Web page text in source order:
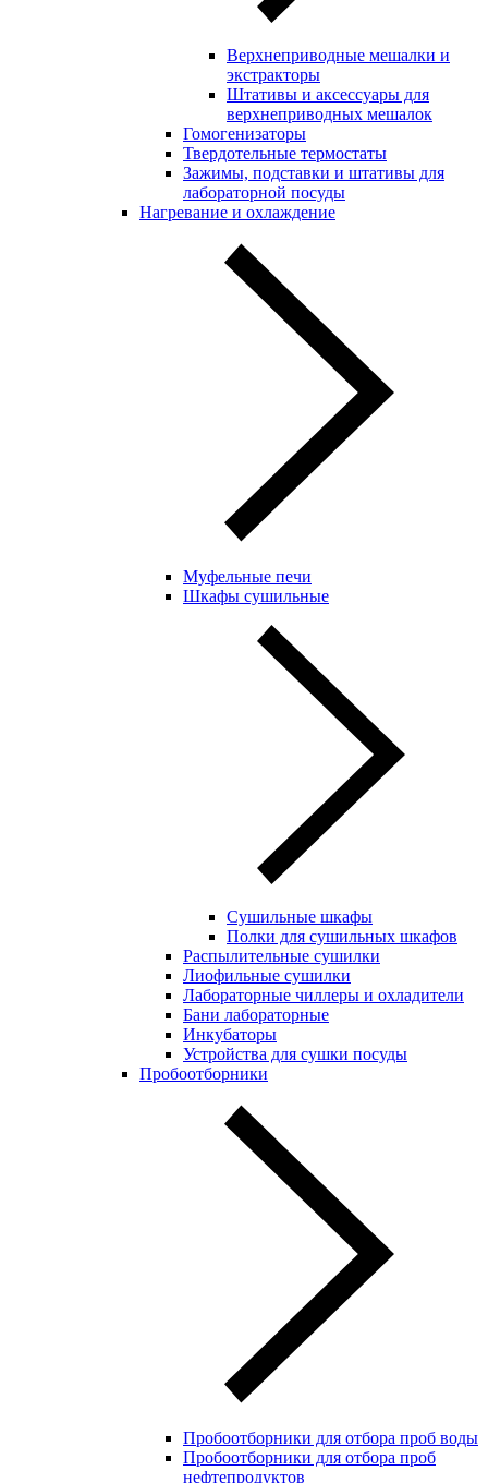
Верхнеприводные мешалки и
экстракторы
Штативы и аксессуары для
верхнеприводных мешалок
Гомогенизаторы
Твердотельные термостаты
Зажимы, подставки и штативы для
лабораторной посуды
Нагревание и охлаждение
Муфельные печи
Шкафы сушильные
Сушильные шкафы
Полки для сушильных шкафов
Распылительные сушилки
Лиофильные сушилки
Лабораторные чиллеры и охладители
Бани лабораторные
Инкубаторы
Устройства для сушки посуды
Пробоотборники
Пробоотборники для отбора проб воды
Пробоотборники для отбора проб
нефтепродуктов